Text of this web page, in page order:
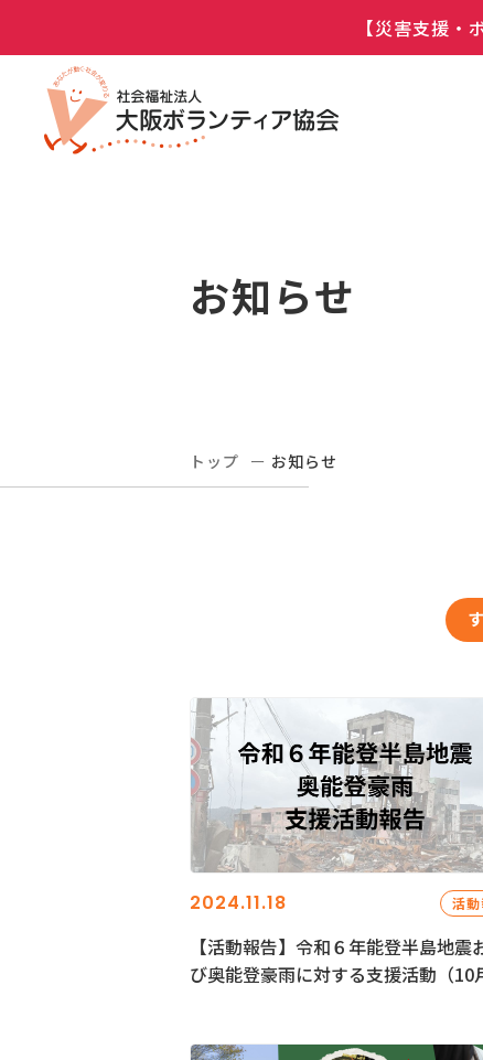
【災害支援
お知らせ
トップ お知らせ
2024.11.18 活
【活動報告】令和６年能登半島地震
び奥能登豪雨に対する支援活動（10